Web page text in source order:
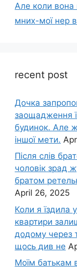
Але коли
мних-мої нер
recent post
Дочка
заощадження
будинок. Але
іншої мети.
Після слів
чоловік зpад
братом
April 26, 2025
Коли я їздила
квартири
додому через
щось див не
Моїм батькам